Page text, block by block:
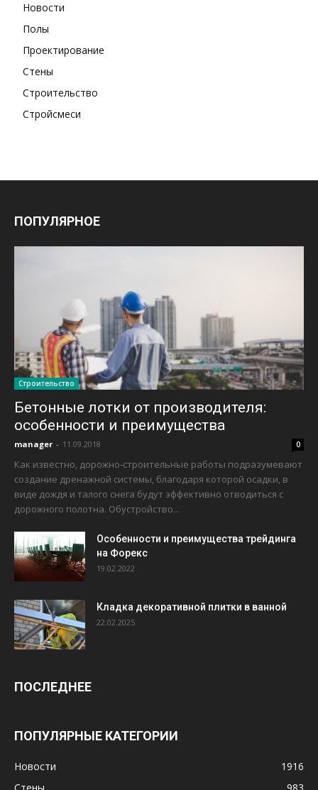
Новости
Полы
Проектирование
Стены
Строительство
Стройсмеси
ПОПУЛЯРНОЕ
Строительство
Бетонные лотки от производителя:
особенности и преимущества
manager - 11.09.2018 0
Как известно, дорожно-строительные работы подразумевают
создание дренажной системы, благодаря которой осадки, в
виде дождя и талого снега будут эффективно отводиться с
дорожного полотна. Обустройство...
Особенности и преимущества трейдинга
на Форекс
19.02.2022
Кладка декоративной плитки в ванной
22.02.2025
ПОСЛЕДНЕЕ
ПОПУЛЯРНЫЕ КАТЕГОРИИ
Новости
1916